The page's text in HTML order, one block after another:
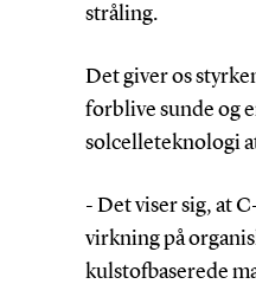
stråling.
Det giver os
forblive sunde og
solcelleteknologi
- Det viser sig, at
virkning på
kulstofbaserede